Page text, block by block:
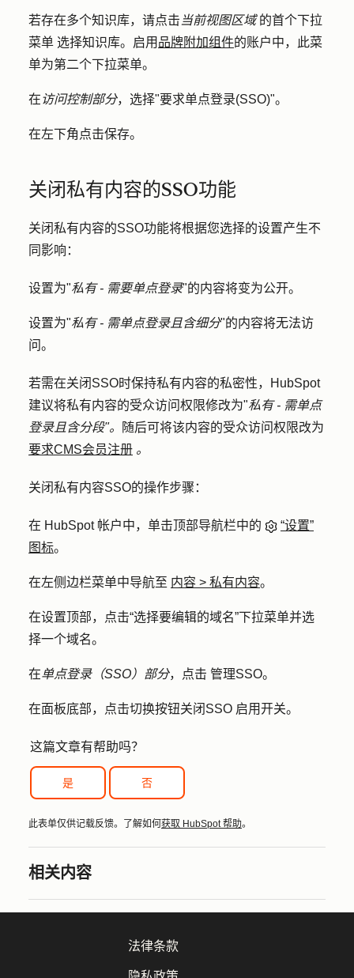
若存在多个知识库，请点击 当前视图区域的首个下拉
菜单 选择知识库。启用 品牌附加组件的账户中，此菜
单为第二个下拉菜单。
在访问控制部分，选择"要求单点登录(SSO)"。
在左下角点击保存。
关闭私有内容的SSO功能
关闭私有内容的SSO功能将根据您选择的设置产生不
同影响：
设置为"私有 - 需要单点登录"的内容将变为公开。
设置为"私有 - 需单点登录且含细分"的内容将无法访
问。
若需在关闭SSO时保持私有内容的私密性，HubSpot
建议将私有内容的受众访问权限修改为"私有 - 需单点
登录且含分段"。
随后可将该内容的受众访问权限改为
要求CMS会员注册 。
关闭私有内容SSO的操作步骤：
在 HubSpot 帐户中，单击顶部导航栏中的
“设置”
图标。
在左侧边栏菜单中导航至 内容 > 私有内容。
在设置顶部，点击“选择要编辑的域名”下拉菜单并选
择一个域名。
在单点登录（SSO）部分，点击 管理SSO。
在面板底部，点击切换按钮关闭 SSO 启用开关。
这篇文章有帮助吗？
是 否
此表单仅供记载反馈。了解如何获取 HubSpot 帮助。
相关内容
法律条款